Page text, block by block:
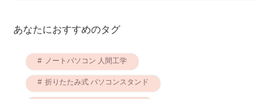
あなたにおすすめのタグ
ノートパソコン 人間工学
折りたたみ式 パソコンスタンド